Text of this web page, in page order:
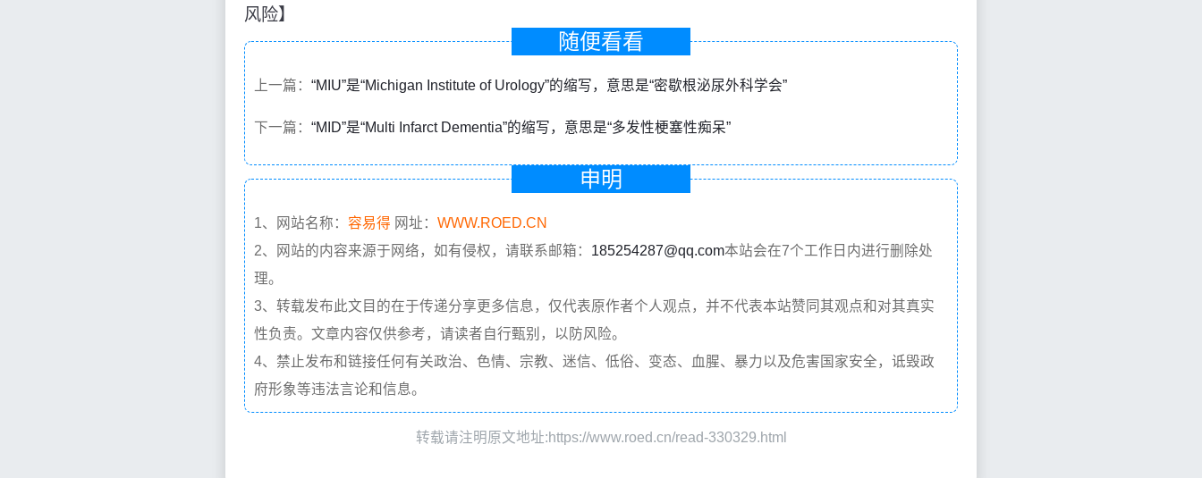
风险】
随便看看
上一篇： “MIU”是“Michigan Institute of Urology”的缩写，意思是“密歇根泌尿外科学会”
下一篇： “MID”是“Multi Infarct Dementia”的缩写，意思是“多发性梗塞性痴呆”
申明
1、网站名称： 容易得 网址： WWW.ROED.CN
2、网站的内容来源于网络，如有侵权，请联系邮箱： 185254287@qq.com本站会在7个工作日内进行删除处
理。
3、转载发布此文目的在于传递分享更多信息，仅代表原作者个人观点，并不代表本站赞同其观点和对其真实
性负责。文章内容仅供参考，请读者自行甄别，以防风险。
4、禁止发布和链接任何有关政治、色情、宗教、迷信、低俗、变态、血腥、暴力以及危害国家安全，诋毁政
府形象等违法言论和信息。
转载请注明原文地址:https://www.roed.cn/read-330329.html